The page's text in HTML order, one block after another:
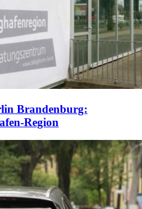
Brandenburg:
Region